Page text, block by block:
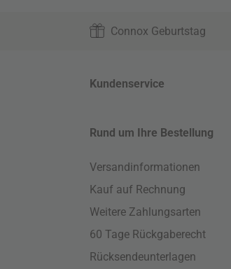
Connox Geburtstag
Kundenservice
Rund um Ihre Bestellung
Versandinformationen
Kauf auf Rechnung
Weitere Zahlungsarten
60 Tage Rückgaberecht
Rücksendeunterlagen